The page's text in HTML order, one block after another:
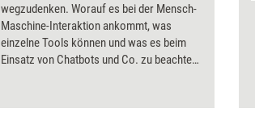
wegzudenken. Worauf es bei der Mensch-
Maschine-Interaktion ankommt, was
einzelne Tools können und was es beim
Einsatz von Chatbots und Co. zu beachten